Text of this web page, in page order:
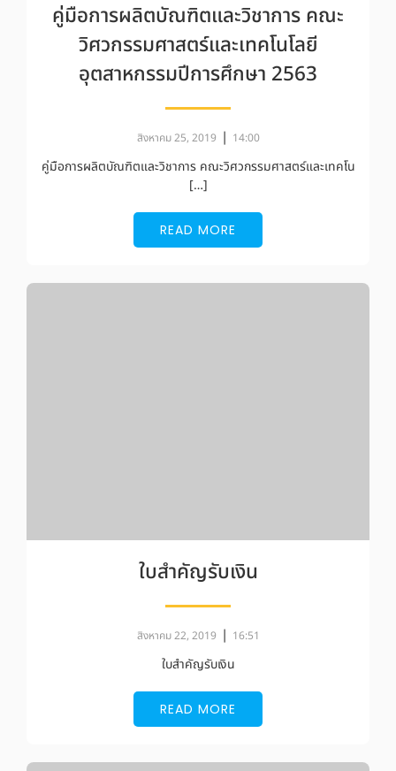
คู่มือการผลิตบัณฑิตและวิชาการ คณะ
วิศวกรรมศาสตร์และเทคโนโลยี
อุตสาหกรรมปีการศึกษา 2563
สิงหาคม 25, 2019 | 14:00
คู่มือการผลิตบัณฑิตและวิชาการ คณะวิศวกรรมศาสตร์และเทคโน
[…]
READ MORE
ใบสำคัญรับเงิน
สิงหาคม 22, 2019 | 16:51
ใบสำคัญรับเงิน
READ MORE